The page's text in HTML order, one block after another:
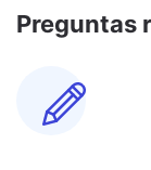
Preguntas